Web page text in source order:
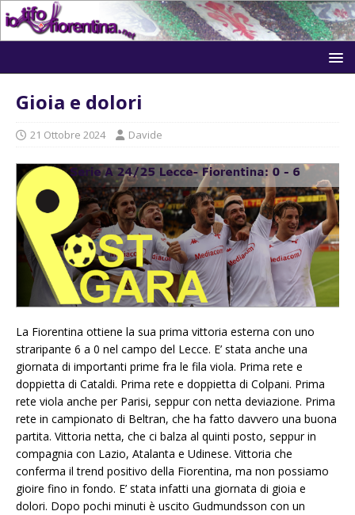
Gioia e dolori
21 Ottobre 2024 Davide
La Fiorentina ottiene la sua prima vittoria esterna con uno
straripante 6 a 0 nel campo del Lecce. E’ stata anche una
giornata di importanti prime fra le fila viola. Prima rete e
doppietta di Cataldi. Prima rete e doppietta di Colpani. Prima
rete viola anche per Parisi, seppur con netta deviazione. Prima
rete in campionato di Beltran, che ha fatto davvero una buona
partita. Vittoria netta, che ci balza al quinti posto, seppur in
compagnia con Lazio, Atalanta e Udinese. Vittoria che
conferma il trend positivo della Fiorentina, ma non possiamo
gioire fino in fondo. E’ stata infatti una giornata di gioia e
dolori. Dopo pochi minuti è uscito Gudmundsson con un